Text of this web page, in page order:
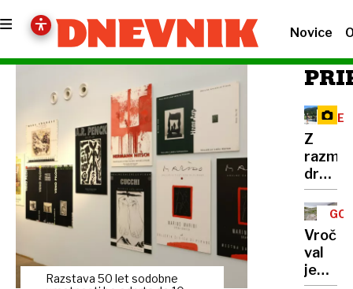
Novice
Razstava 50 let sodobne
Z
na
Vršič
leze
vsak,
ki
val
je